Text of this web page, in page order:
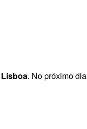
. No próximo dia